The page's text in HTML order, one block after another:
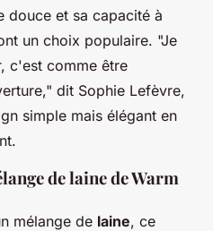
douce et sa capacité à
un choix populaire. "Je
c'est comme être
dit Sophie Lefèvre,
simple mais élégant en
de laine de Warm
mélange de laine, ce